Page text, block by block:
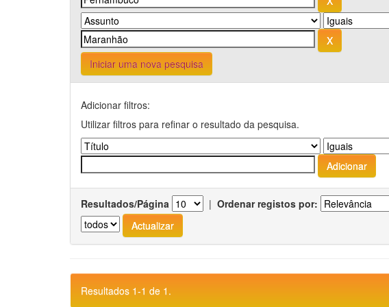
Iniciar uma nova pesquisa
Adicionar filtros:
Utilizar filtros para refinar o resultado da pesquisa.
Resultados/Página | Ordenar registos por:
Resultados 1-1 de 1.